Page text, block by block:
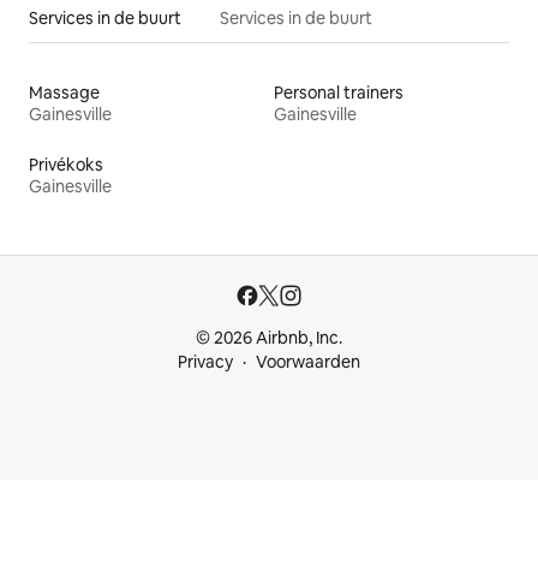
Services in de buurt Services in de buurt
Massage
Gainesville
Personal trainers
Gainesville
Privékoks
Gainesville
© 2026 Airbnb, Inc.
Privacy
Voorwaarden